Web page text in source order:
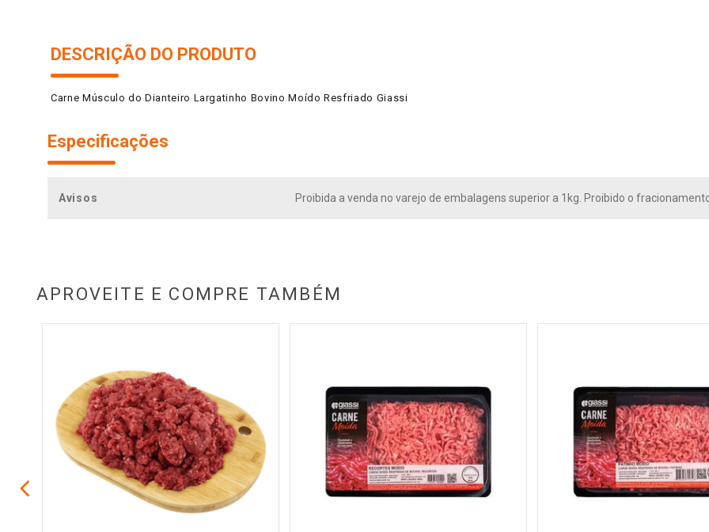
DESCRIÇÃO DO PRODUTO
Carne Músculo do Dianteiro Largatinho Bovino Moído Resfriado Giassi
Especificações
Avisos Proibida a venda no varejo de embalagens superior a 1kg. Proibido o
APROVEITE E COMPRE TAMBÉM